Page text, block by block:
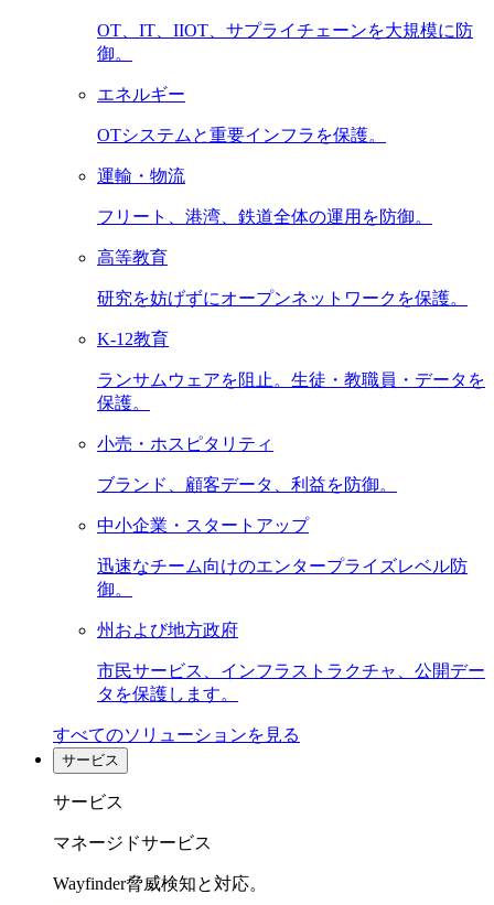
OT、IT、IIOT、サプライチェーンを大規模に防
御。
エネルギー
OTシステムと重要インフラを保護。
運輸・物流
フリート、港湾、鉄道全体の運用を防御。
高等教育
研究を妨げずにオープンネットワークを保護。
K-12教育
ランサムウェアを阻止。生徒・教職員・データを
保護。
小売・ホスピタリティ
ブランド、顧客データ、利益を防御。
中小企業・スタートアップ
迅速なチーム向けのエンタープライズレベル防
御。
州および地方政府
市民サービス、インフラストラクチャ、公開デー
タを保護します。
すべてのソリューションを見る
サービス
サービス
マネージドサービス
Wayfinder脅威検知と対応。